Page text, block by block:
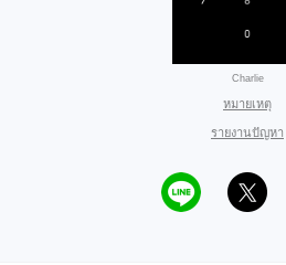
Charlie
หมายเหตุ
รายงานปัญหา